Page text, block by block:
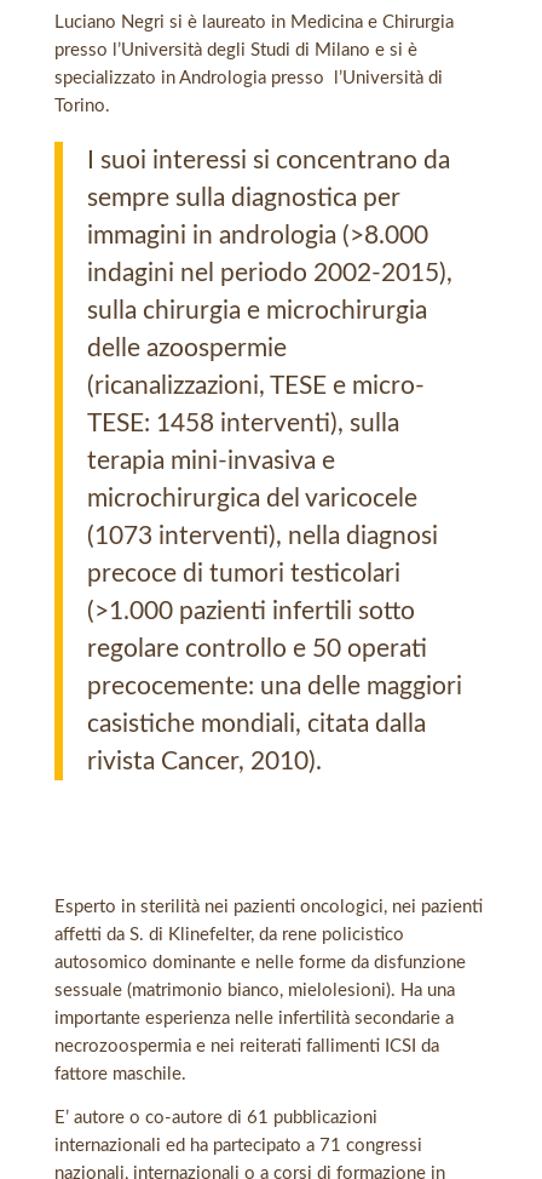
Luciano Negri si è laureato in Medicina e Chirurgia
presso l’Università degli Studi di Milano e si è
specializzato in Andrologia presso l’Università di
Torino.
I suoi interessi si concentrano da
sempre sulla diagnostica per
immagini in andrologia (>8.000
indagini nel periodo 2002-2015),
sulla chirurgia e microchirurgia
delle azoospermie
(ricanalizzazioni, TESE e micro-
TESE: 1458 interventi), sulla
terapia mini-invasiva e
microchirurgica del varicocele
(1073 interventi), nella diagnosi
precoce di tumori testicolari
(>1.000 pazienti infertili sotto
regolare controllo e 50 operati
precocemente: una delle maggiori
casistiche mondiali, citata dalla
rivista Cancer, 2010).
Esperto in sterilità nei pazienti oncologici, nei pazienti
affetti da S. di Klinefelter, da rene policistico
autosomico dominante e nelle forme da disfunzione
sessuale (matrimonio bianco, mielolesioni). Ha una
importante esperienza nelle infertilità secondarie a
necrozoospermia e nei reiterati fallimenti ICSI da
fattore maschile.
E’ autore o co-autore di 61 pubblicazioni
internazionali ed ha partecipato a 71 congressi
nazionali, internazionali o a corsi di formazione in